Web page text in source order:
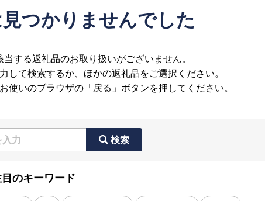
つかりませんでした
する返礼品のお取り扱いがございません。
て検索するか、ほかの返礼品をご選択ください。
いのブラウザの「戻る」ボタンを押してください。
検索
のキーワード